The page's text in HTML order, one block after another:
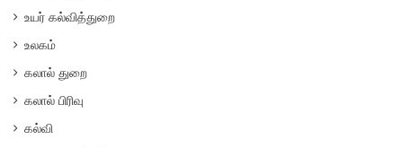
உயர் கல்வித்துறை
உலகம்
கலால் துறை
கலால் பிரிவு
கல்வி